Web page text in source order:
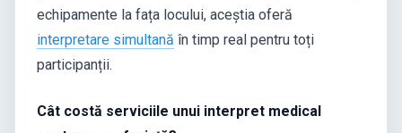
echipamente la fața locului, aceștia oferă
interpretare simultană în timp real pentru toți
participanții.
Cât costă serviciile unui interpret medical